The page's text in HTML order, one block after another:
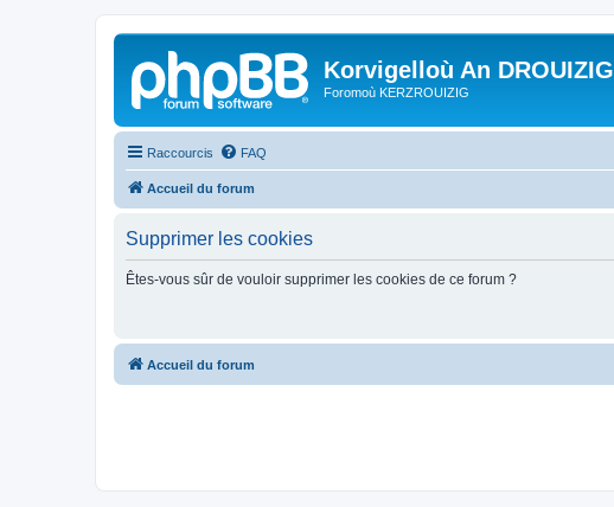
Korvigelloù An DROUIZIG
Foromoù KERZROUIZIG
Raccourcis FAQ
Accueil du forum
Supprimer les cookies
Êtes-vous sûr de vouloir supprimer les cookies de ce forum ?
Accueil du forum